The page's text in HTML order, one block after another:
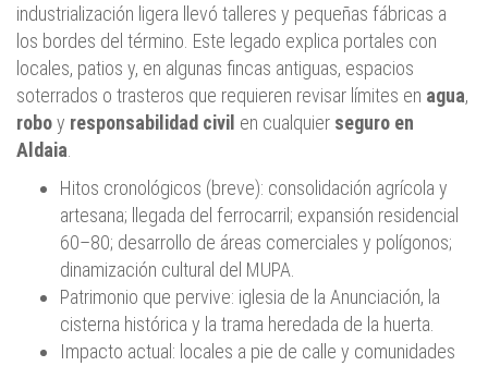
industrialización ligera llevó talleres y pequeñas fábricas a
los bordes del término. Este legado explica portales con
locales, patios y, en algunas fincas antiguas, espacios
soterrados o trasteros que requieren revisar límites en agua,
roboy responsabilidad civil en cualquier seguro en
Aldaia.
Hitos cronológicos (breve): consolidación agrícola y
artesana; llegada del ferrocarril; expansión residencial
60–80; desarrollo de áreas comerciales y polígonos;
dinamización cultural del MUPA.
Patrimonio que pervive: iglesia de la Anunciación, la
cisterna histórica y la trama heredada de la huerta.
Impacto actual: locales a pie de calle y comunidades